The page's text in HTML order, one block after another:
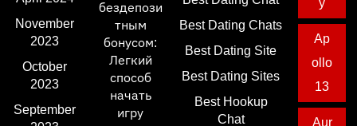
November
2023
October
2023
September
бездепози
тным
бонусом:
Легкий
способ
начать
игру
Best Dating Chats
Best Dating Site
Best Dating Sites
Best Hookup
Chat
y
Ap
ollo
13
Aur